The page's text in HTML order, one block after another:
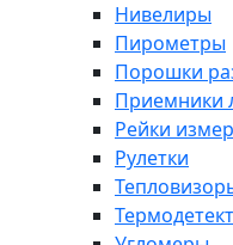
Нивелиры
Пирометры
Порошки
Приемники
Рейки
Рулетки